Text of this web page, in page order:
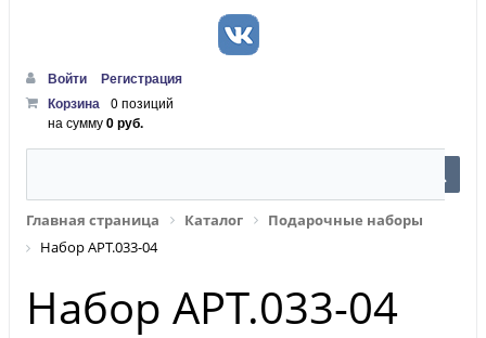
Войти
Регистрация
Корзина 0 позиций
на сумму0 руб.
Главная страница Каталог
Подарочные наборы
Набор АРТ.033-04
Набор АРТ.033-04